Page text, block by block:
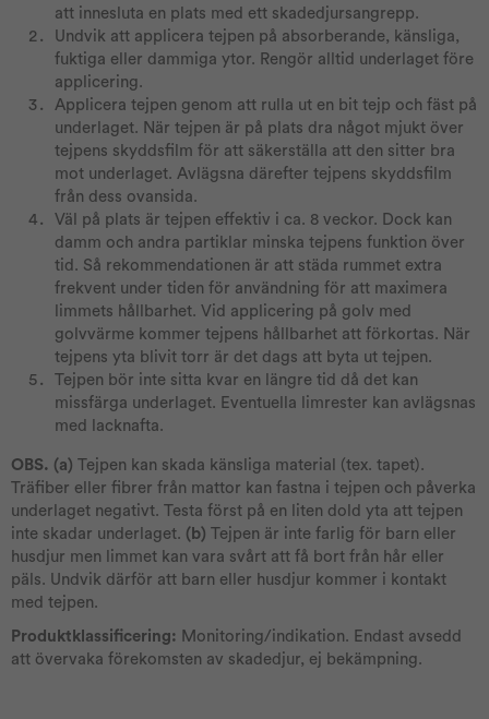
att innesluta en plats med ett skadedjursangrepp.
Undvik att applicera tejpen på absorberande, känsliga,
fuktiga eller dammiga ytor. Rengör alltid underlaget före
applicering.
Applicera tejpen genom att rulla ut en bit tejp och fäst på
underlaget. När tejpen är på plats dra något mjukt över
tejpens skyddsfilm för att säkerställa att den sitter bra
mot underlaget. Avlägsna därefter tejpens skyddsfilm
från dess ovansida.
Väl på plats är tejpen effektiv i ca. 8 veckor. Dock kan
damm och andra partiklar minska tejpens funktion över
tid. Så rekommendationen är att städa rummet extra
frekvent under tiden för användning för att maximera
limmets hållbarhet. Vid applicering på golv med
golvvärme kommer tejpens hållbarhet att förkortas. När
tejpens yta blivit torr är det dags att byta ut tejpen.
Tejpen bör inte sitta kvar en längre tid då det kan
missfärga underlaget. Eventuella limrester kan avlägsnas
med lacknafta.
OBS. (a)
Tejpen kan skada känsliga material (tex. tapet).
Träfiber eller fibrer från mattor kan fastna i tejpen och påverka
underlaget negativt. Testa först på en liten dold yta att tejpen
inte skadar underlaget. (b)
Tejpen är inte farlig för barn eller
husdjur men limmet kan vara svårt att få bort från hår eller
päls. Undvik därför att barn eller husdjur kommer i kontakt
med tejpen.
Produktklassificering: Monitoring/indikation. Endast avsedd
att övervaka förekomsten av skadedjur, ej bekämpning.